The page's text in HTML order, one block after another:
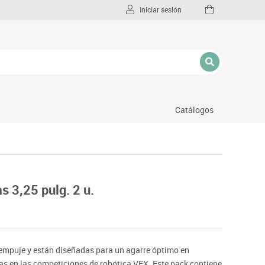
Iniciar sesión
Catálogos
3,25 pulg. 2 u.
y están diseñadas para un agarre óptimo en